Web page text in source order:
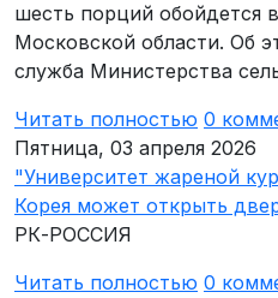
шесть порций обойдется
Московской области. Об
служба Министерства
Читать полностью 0
Пятница, 03 апреля 2026
"Университет жареной
Корея может открыть
РК-РОССИЯ
Читать полностью 0